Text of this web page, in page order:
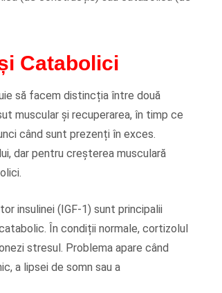
Catabolici
să facem distincția între două
muscular și recuperarea, în timp ce
când sunt prezenți în exces.
dar pentru creșterea musculară
insulinei (IGF-1) sunt principalii
În condiții normale, cortizolul
stresul. Problema apare când
a lipsei de somn sau a